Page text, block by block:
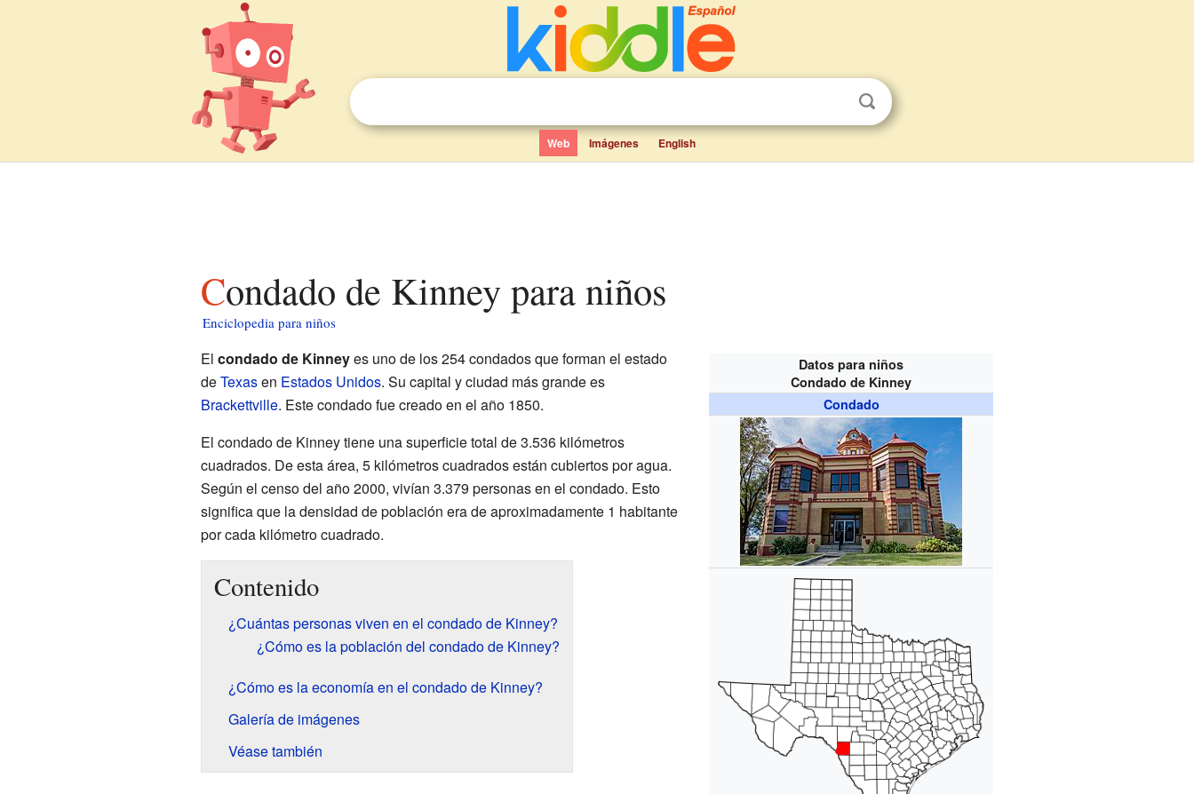
Web Imágenes English
Condado de Kinney para niños
Enciclopedia para niños
Datos para niños
Condado de Kinney
Condado
El condado de Kinneyes uno de los 254 condados que forman el estado
deTexasen Estados Unidos. Su capital y ciudad más grande es
Brackettville. Este condado fue creado en el año 1850.
El condado de Kinney tiene una superficie total de 3.536 kilómetros
cuadrados. De esta área, 5 kilómetros cuadrados están cubiertos por agua.
Según el censo del año 2000, vivían 3.379 personas en el condado. Esto
significa que la densidad de población era de aproximadamente 1 habitante
por cada kilómetro cuadrado.
Contenido
¿Cuántas personas viven en el condado de Kinney?
¿Cómo es la población del condado de Kinney?
¿Cómo es la economía en el condado de Kinney?
Galería de imágenes
Véase también